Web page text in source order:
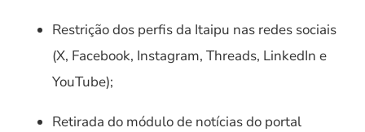
Restrição dos perfis da Itaipu nas redes sociais
(X, Facebook, Instagram, Threads, LinkedIn e
YouTube);
Retirada do módulo de notícias do portal